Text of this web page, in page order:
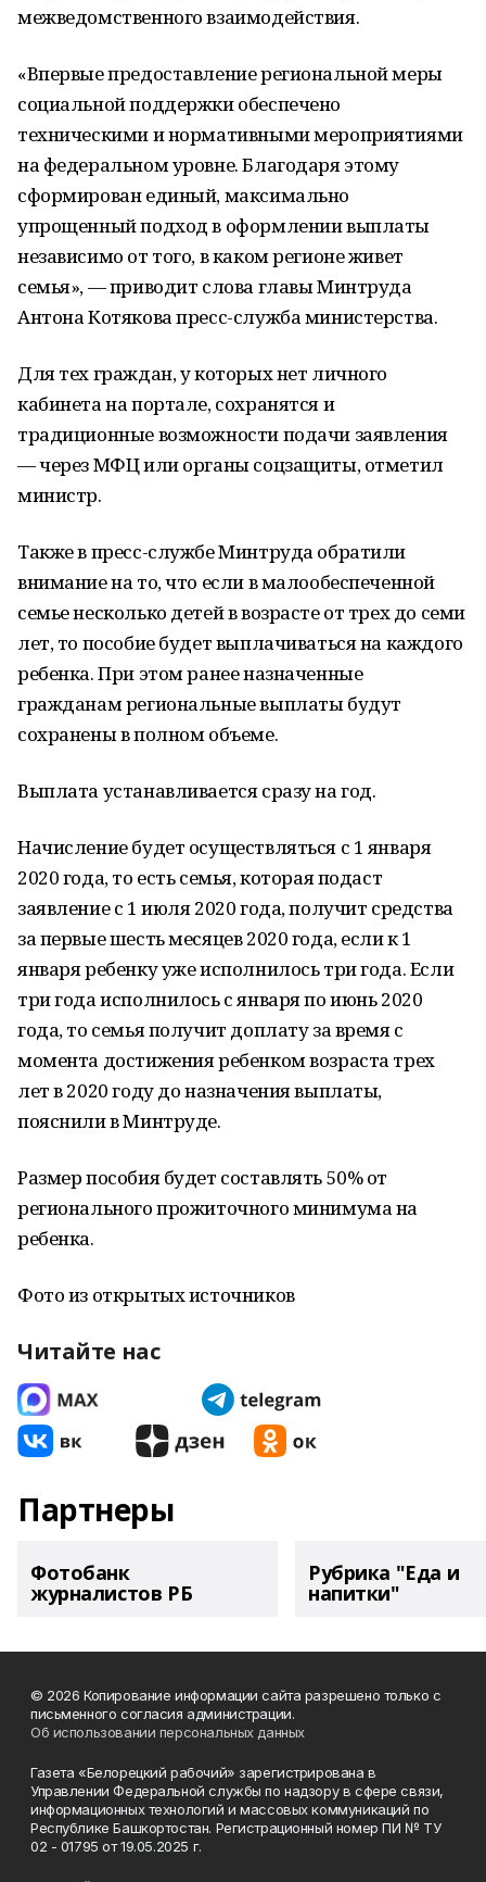
межведомственного взаимодействия.
«Впервые предоставление региональной меры
социальной поддержки обеспечено
техническими и нормативными мероприятиями
на федеральном уровне. Благодаря этому
сформирован единый, максимально
упрощенный подход в оформлении выплаты
независимо от того, в каком регионе живет
семья», — приводит слова главы Минтруда
Антона Котякова пресс-служба министерства.
Для тех граждан, у которых нет личного
кабинета на портале, сохранятся и
традиционные возможности подачи заявления
— через МФЦ или органы соцзащиты, отметил
министр.
Также в пресс-службе Минтруда обратили
внимание на то, что если в малообеспеченной
семье несколько детей в возрасте от трех до семи
лет, то пособие будет выплачиваться на каждого
ребенка. При этом ранее назначенные
гражданам региональные выплаты будут
сохранены в полном объеме.
Выплата устанавливается сразу на год.
Начисление будет осуществляться с 1 января
2020 года, то есть семья, которая подаст
заявление с 1 июля 2020 года, получит средства
за первые шесть месяцев 2020 года, если к 1
января ребенку уже исполнилось три года. Если
три года исполнилось с января по июнь 2020
года, то семья получит доплату за время с
момента достижения ребенком возраста трех
лет в 2020 году до назначения выплаты,
пояснили в Минтруде.
Размер пособия будет составлять 50% от
регионального прожиточного минимума на
ребенка.
Фото из открытых источников
Читайте нас
Партнеры
Фотобанк
журналистов РБ
Рубрика "Еда и
напитки"
© 2026 Копирование информации сайта разрешено только с
письменного согласия администрации.
Об использовании персональных данных
Газета «Белорецкий рабочий» зарегистрирована в
Управлении Федеральной службы по надзору в сфере связи,
информационных технологий и массовых коммуникаций по
Республике Башкортостан. Регистрационный номер ПИ № ТУ
02 - 01795 от 19.05.2025 г.